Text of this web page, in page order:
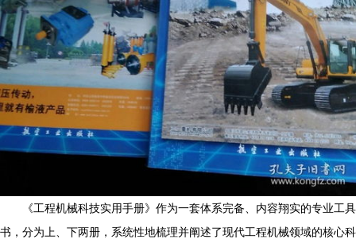
《工程机械科技实用手册》作为一套体系完备、内容翔实的专业工具
书，分为上、下两册，系统性地梳理并阐述了现代工程机械领域的核心科